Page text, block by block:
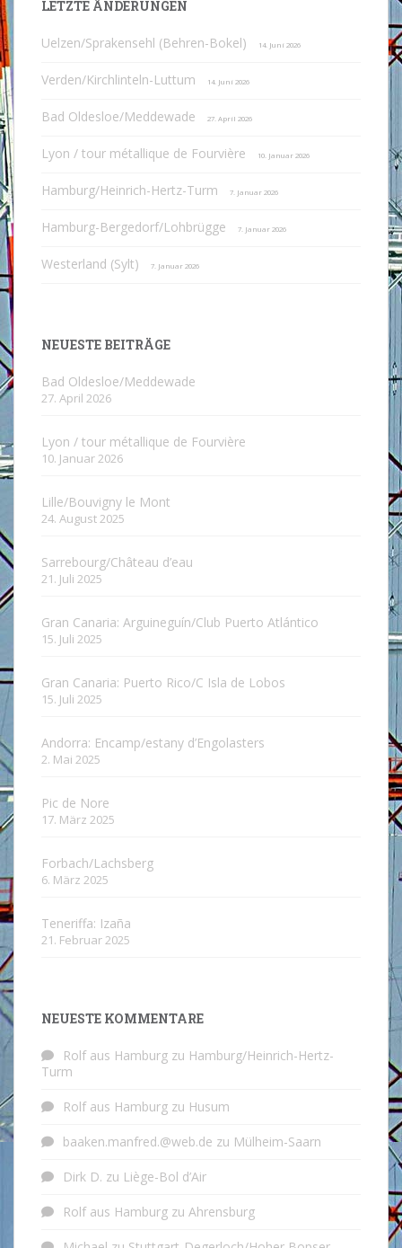
LETZTE ÄNDERUNGEN
Uelzen/Sprakensehl (Behren-Bokel) 14. Juni 2026
Verden/Kirchlinteln-Luttum 14. Juni 2026
Bad Oldesloe/Meddewade 27. April 2026
Lyon / tour métallique de Fourvière 10. Januar 2026
Hamburg/Heinrich-Hertz-Turm 7. Januar 2026
Hamburg-Bergedorf/Lohbrügge 7. Januar 2026
Westerland (Sylt) 7. Januar 2026
NEUESTE BEITRÄGE
Bad Oldesloe/Meddewade
27. April 2026
Lyon / tour métallique de Fourvière
10. Januar 2026
Lille/Bouvigny le Mont
24. August 2025
Sarrebourg/Château d’eau
21. Juli 2025
Gran Canaria: Arguineguín/Club Puerto Atlántico
15. Juli 2025
Gran Canaria: Puerto Rico/C Isla de Lobos
15. Juli 2025
Andorra: Encamp/estany d’Engolasters
2. Mai 2025
Pic de Nore
17. März 2025
Forbach/Lachsberg
6. März 2025
Teneriffa: Izaña
21. Februar 2025
NEUESTE KOMMENTARE
Rolf aus Hamburg zu Hamburg/Heinrich-Hertz-
Turm
Rolf aus Hamburg zu Husum
baaken.manfred.@web.de zu Mülheim-Saarn
Dirk D. zu Liège-Bol d’Air
Rolf aus Hamburg zu Ahrensburg